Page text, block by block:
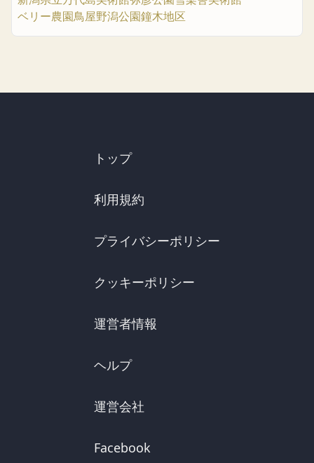
ベリー農園鳥屋野潟公園鐘木地区
トップ
利用規約
プライバシーポリシー
クッキーポリシー
運営者情報
ヘルプ
運営会社
Facebook